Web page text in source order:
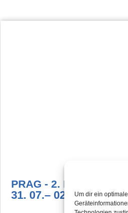
Um dir ein
PRAG - 2. PERSON
31. 07.– 02. 08.26